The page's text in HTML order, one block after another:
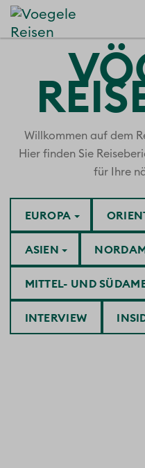
Willkommen auf dem
Hier finden Sie
für Ihre
ASIEN
EUROPA
INTERVIEW
MITTEL- UND